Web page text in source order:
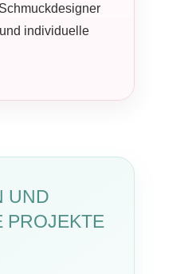
individuelle
UND
PROJEKTE